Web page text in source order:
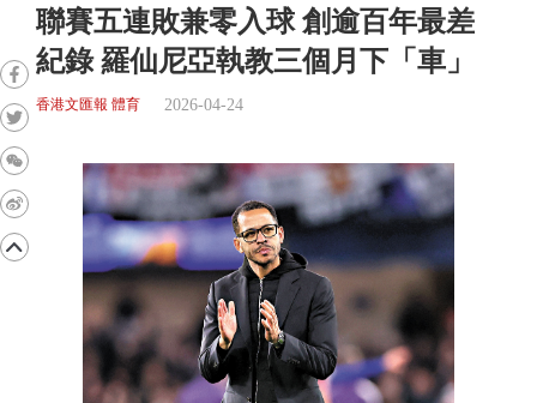
聯賽五連敗兼零入球 創逾百年最差
紀錄 羅仙尼亞執教三個月下「車」
香港文匯報 體育 2026-04-24